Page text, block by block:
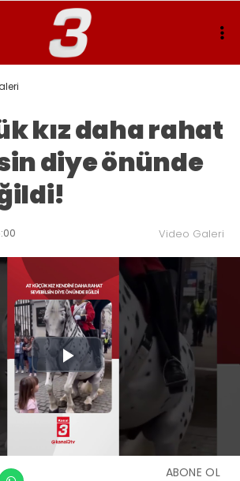
kız daha rahat
diye önünde
Video Galeri
Play
Video
ABONE OL